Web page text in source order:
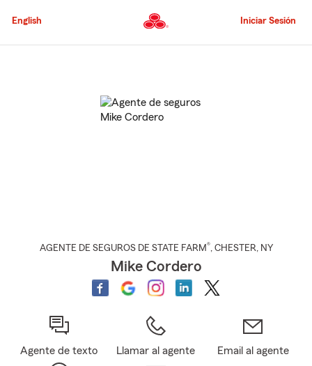
al
principal
English Iniciar Sesión
AGENTE DE SEGUROS DE STATE FARM®, CHESTER, NY
Mike Cordero
Agente de texto Llamar al agente Email al agente